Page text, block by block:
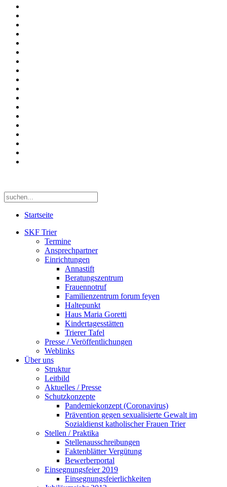
Startseite
SKF Trier
Termine
Ansprechpartner
Einrichtungen
Annastift
Beratungszentrum
Frauennotruf
Familienzentrum forum feyen
Haltepunkt
Haus Maria Goretti
Kindertagesstätten
Trierer Tafel
Presse / Veröffentlichungen
Weblinks
Über uns
Struktur
Leitbild
Aktuelles / Presse
Schutzkonzepte
Pandemiekonzept (Coronavirus)
Prävention gegen sexualisierte Gewalt im
Sozialdienst katholischer Frauen Trier
Stellen / Praktika
Stellenausschreibungen
Faktenblätter Vergütung
Bewerberportal
Einsegnungsfeier 2019
Einsegnungsfeierlichkeiten